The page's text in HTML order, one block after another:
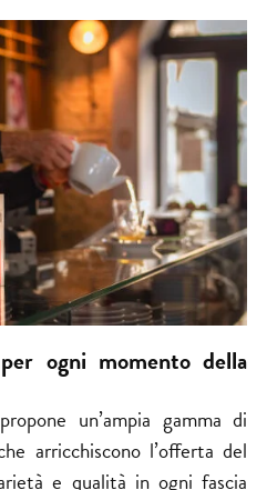
ogni momento della
propone un’ampia gamma di
arricchiscono l’offerta del
e qualità in ogni fascia